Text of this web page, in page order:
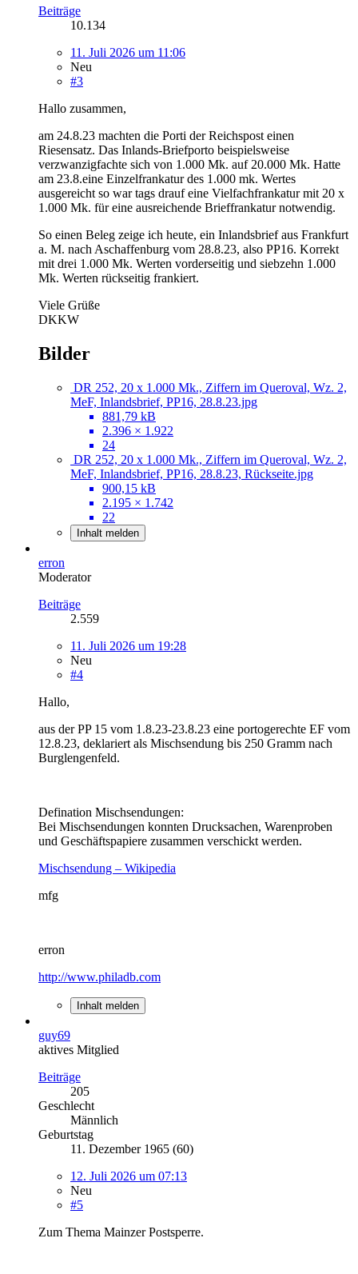
Beiträge
10.134
11. Juli 2026 um 11:06
Neu
#3
Hallo zusammen,
am 24.8.23 machten die Porti der Reichspost einen
Riesensatz. Das Inlands-Briefporto beispielsweise
verzwanzigfachte sich von 1.000 Mk. auf 20.000 Mk. Hatte
am 23.8.eine Einzelfrankatur des 1.000 mk. Wertes
ausgereicht so war tags drauf eine Vielfachfrankatur mit 20 x
1.000 Mk. für eine ausreichende Brieffrankatur notwendig.
So einen Beleg zeige ich heute, ein Inlandsbrief aus Frankfurt
a. M. nach Aschaffenburg vom 28.8.23, also PP16. Korrekt
mit drei 1.000 Mk. Werten vorderseitig und siebzehn 1.000
Mk. Werten rückseitig frankiert.
Viele Grüße
DKKW
Bilder
DR 252, 20 x 1.000 Mk., Ziffern im Queroval, Wz. 2,
MeF, Inlandsbrief, PP16, 28.8.23.jpg
881,79 kB
2.396 × 1.922
24
DR 252, 20 x 1.000 Mk., Ziffern im Queroval, Wz. 2,
MeF, Inlandsbrief, PP16, 28.8.23, Rückseite.jpg
900,15 kB
2.195 × 1.742
22
Inhalt melden
erron
Moderator
Beiträge
2.559
11. Juli 2026 um 19:28
Neu
#4
Hallo,
aus der PP 15 vom 1.8.23-23.8.23 eine portogerechte EF vom
12.8.23, deklariert als Mischsendung bis 250 Gramm nach
Burglengenfeld.
Defination Mischsendungen:
Bei Mischsendungen konnten Drucksachen, Warenproben
und Geschäftspapiere zusammen verschickt werden.
Mischsendung – Wikipedia
mfg
erron
http://www.philadb.com
Inhalt melden
guy69
aktives Mitglied
Beiträge
205
Geschlecht
Männlich
Geburtstag
11. Dezember 1965 (60)
12. Juli 2026 um 07:13
Neu
#5
Zum Thema Mainzer Postsperre.